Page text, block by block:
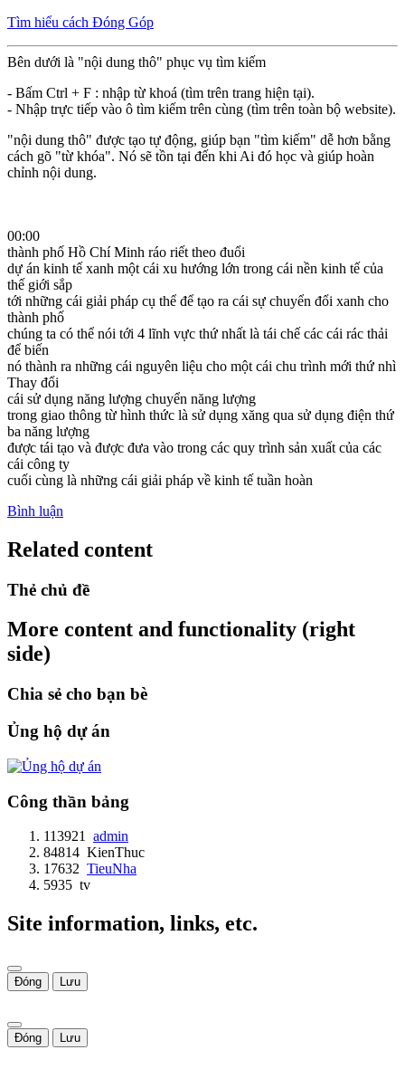
Tìm hiểu cách Đóng Góp
Bên dưới là "nội dung thô" phục vụ tìm kiếm
- Bấm Ctrl + F : nhập từ khoá (tìm trên trang hiện tại).
- Nhập trực tiếp vào ô tìm kiếm trên cùng (tìm trên toàn bộ website).
"nội dung thô" được tạo tự động, giúp bạn "tìm kiếm" dễ hơn bằng
cách gõ "từ khóa". Nó sẽ tồn tại đến khi Ai đó học và giúp hoàn
chỉnh nội dung.
00:00
thành phố Hồ Chí Minh ráo riết theo đuổi
dự án kinh tế xanh một cái xu hướng lớn trong cái nền kinh tế của
thế giới sắp
tới những cái giải pháp cụ thể để tạo ra cái sự chuyển đổi xanh cho
thành phố
chúng ta có thể nói tới 4 lĩnh vực thứ nhất là tái chế các cái rác thải
để biến
nó thành ra những cái nguyên liệu cho một cái chu trình mới thứ nhì
Thay đổi
cái sử dụng năng lượng chuyển năng lượng
trong giao thông từ hình thức là sử dụng xăng qua sử dụng điện thứ
ba năng lượng
được tái tạo và được đưa vào trong các quy trình sản xuất của các
cái công ty
cuối cùng là những cái giải pháp về kinh tế tuần hoàn
Bình luận
Related content
Thẻ chủ đề
More content and functionality (right
side)
Chia sẻ cho bạn bè
Ủng hộ dự án
Công thần bảng
113921
admin
84814 KienThuc
17632 TieuNha
5935 tv
Site information, links, etc.
Đóng Lưu
Đóng Lưu